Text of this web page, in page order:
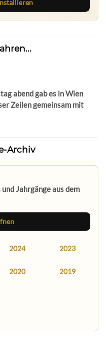
abend gab es in Wien
Zeilen gemeinsam mit
Archiv
Jahrgänge aus dem
2024 2023
2020 2019